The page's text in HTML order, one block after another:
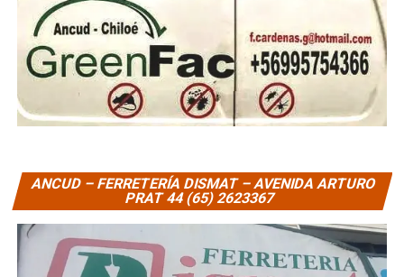
ANCUD – FERRETERÍA DISMAT – AVENIDA ARTURO
PRAT 44 (65) 2623367